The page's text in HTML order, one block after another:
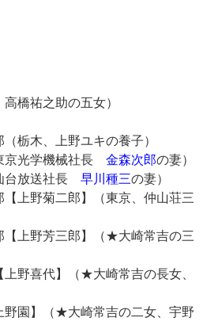
橋祐之助の五女）
、上野ユキの養子）
学機械社長 金森次郎の妻）
放送社長 早川種三の妻）
菊二郎】（東京、仲山荘三
野芳三郎】（★大崎常吉の三
代】（★大崎常吉の長女、
】（★大崎常吉の二女、宇野